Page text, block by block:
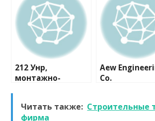
212 Унр,
монтажно-
Aew
Co.
Читать также: Строительные
фирма